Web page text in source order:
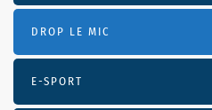
DROP LE MIC
E-SPORT